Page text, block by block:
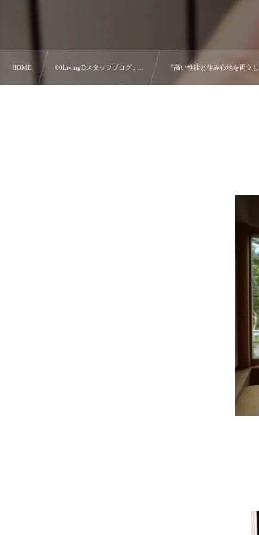
HOME 00LivingDスタッフブログ , … 『高い性能と住み心地を両立